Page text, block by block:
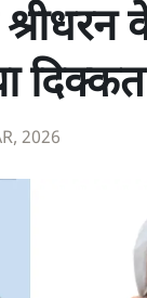
2026